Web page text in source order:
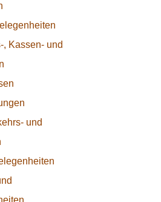
, Kassen- und
und